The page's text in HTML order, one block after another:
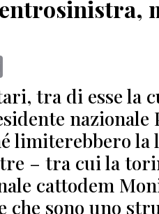
tra di esse la
nazionale
limiterebbero la
– tra cui la
cattodem
che sono uno